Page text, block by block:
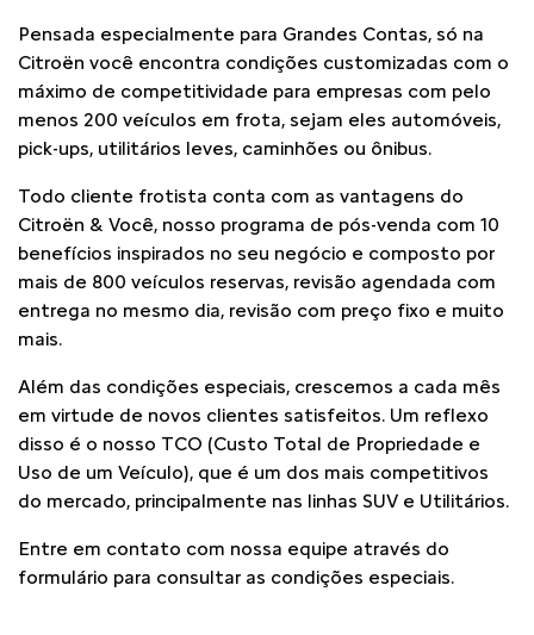
Pensada especialmente para Grandes Contas, só na
Citroën você encontra condições customizadas com o
máximo de competitividade para empresas com pelo
menos 200 veículos em frota, sejam eles automóveis,
pick-ups, utilitários leves, caminhões ou ônibus.
Todo cliente frotista conta com as vantagens do
Citroën & Você, nosso programa de pós-venda com 10
benefícios inspirados no seu negócio e composto por
mais de 800 veículos reservas, revisão agendada com
entrega no mesmo dia, revisão com preço fixo e muito
mais.
Além das condições especiais, crescemos a cada mês
em virtude de novos clientes satisfeitos. Um reflexo
disso é o nosso TCO (Custo Total de Propriedade e
Uso de um Veículo), que é um dos mais competitivos
do mercado, principalmente nas linhas SUV e Utilitários.
Entre em contato com nossa equipe através do
formulário para consultar as condições especiais.